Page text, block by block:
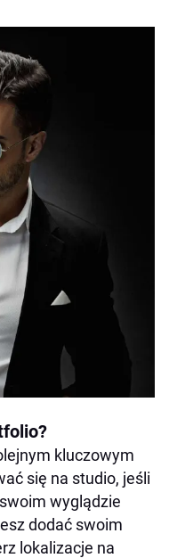
kluczowym
się na studio, jeśli
wyglądzie
dodać swoim
lokalizacje na